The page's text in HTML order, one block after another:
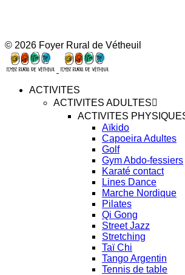
© 2026 Foyer Rural de Vétheuil
ACTIVITES
ACTIVITES ADULTES
ACTIVITES
Aïkido
Capoeira Adultes
Golf
Gym Abdo-fessiers
Karaté contact
Lines Dance
Marche Nordique
Pilates
Qi Gong
Street Jazz
Stretching
Taï Chi
Tango Argentin
Tennis de table